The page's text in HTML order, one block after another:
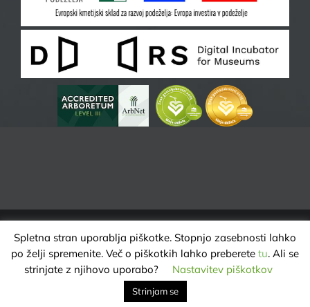
ARBORETUM VOLČJI POTOK | VSE PRAVICE PRIDRŽANE @ 2025 |
VAROVANJE ZASEBNOSTI
Spletna stran uporablja piškotke. Stopnjo zasebnosti lahko
po želji spremenite. Več o piškotkih lahko preberete tu. Ali se
strinjate z njihovo uporabo?
Nastavitev piškotkov
Strinjam se